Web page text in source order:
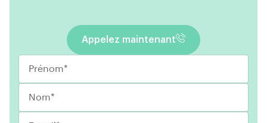
Appelez maintenant